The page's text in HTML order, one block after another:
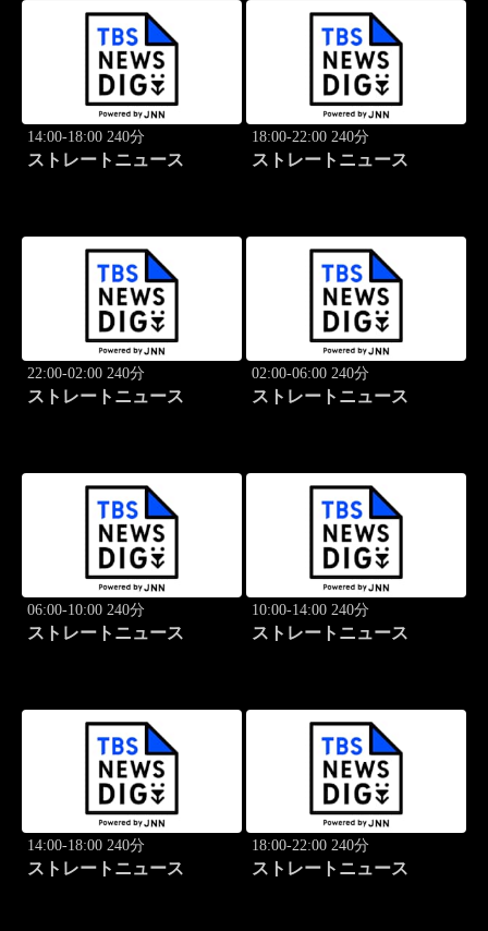
14:00-18:00 240分
ストレートニュース
18:00-22:00 240分
ストレートニュース
22:00-02:00 240分
ストレートニュース
02:00-06:00 240分
ストレートニュース
06:00-10:00 240分
ストレートニュース
10:00-14:00 240分
ストレートニュース
14:00-18:00 240分
ストレートニュース
18:00-22:00 240分
ストレートニュース